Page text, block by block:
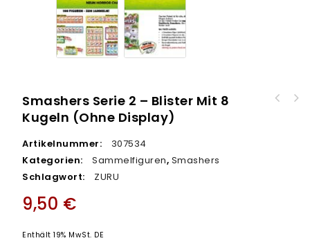
Smashers Serie 2 – Blister Mit 8
Kugeln (ohne Display)
Artikelnummer:
307534
Kategorien:
Sammelfiguren, Smashers
Schlagwort:
ZURU
9,50 €
Enthält 19% MwSt. DE